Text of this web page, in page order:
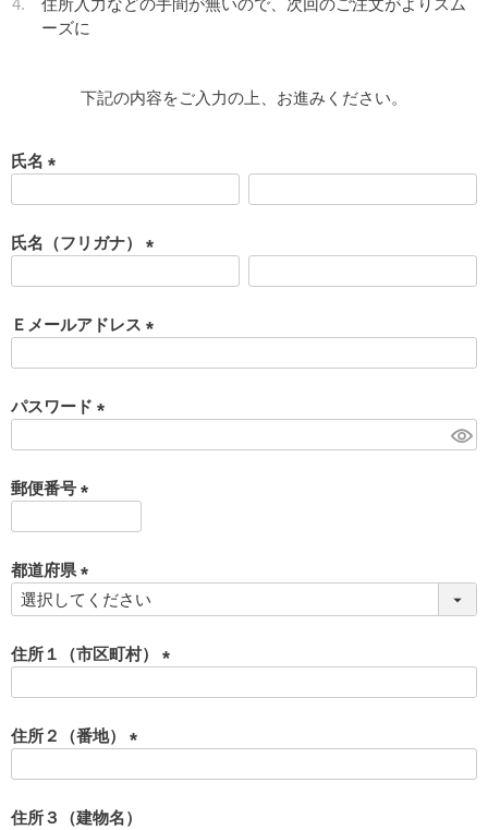
住所入力などの手間が無いので、次回のご注文がよりスム
ーズに
下記の内容をご入力の上、お進みください。
氏名
須
氏名（フリガナ）
須
Ｅメールアドレス
パスワード
郵便番号
須
)
都道府県
(
須
)
住所１（市区町村）
住所２（番地）
須
住所３（建物名）